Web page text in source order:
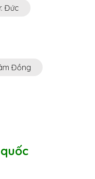
Đức
Đồng